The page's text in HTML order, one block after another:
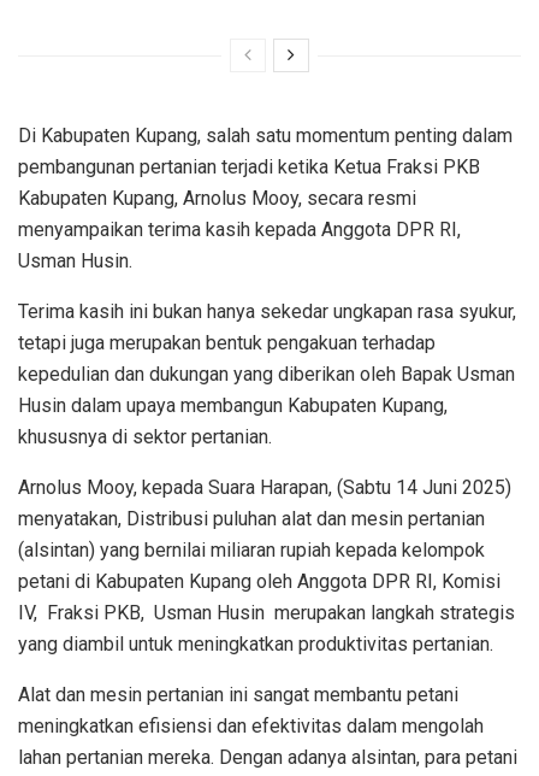
Di Kabupaten Kupang, salah satu momentum penting dalam
pembangunan pertanian terjadi ketika Ketua Fraksi PKB
Kabupaten Kupang, Arnolus Mooy, secara resmi
menyampaikan terima kasih kepada Anggota DPR RI,
Usman Husin.
Terima kasih ini bukan hanya sekedar ungkapan rasa syukur,
tetapi juga merupakan bentuk pengakuan terhadap
kepedulian dan dukungan yang diberikan oleh Bapak Usman
Husin dalam upaya membangun Kabupaten Kupang,
khususnya di sektor pertanian.
Arnolus Mooy, kepada Suara Harapan, (Sabtu 14 Juni 2025)
menyatakan, Distribusi puluhan alat dan mesin pertanian
(alsintan) yang bernilai miliaran rupiah kepada kelompok
petani di Kabupaten Kupang oleh Anggota DPR RI, Komisi
IV, Fraksi PKB, Usman Husin merupakan langkah strategis
yang diambil untuk meningkatkan produktivitas pertanian.
Alat dan mesin pertanian ini sangat membantu petani
meningkatkan efisiensi dan efektivitas dalam mengolah
lahan pertanian mereka. Dengan adanya alsintan, para petani